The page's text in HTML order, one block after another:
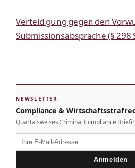
Verteidigung gegen den
Submissionsabsprache (§ 298
NEWSLETTER
Compliance &
Quartalsweises Criminal Compliance
Anmelden